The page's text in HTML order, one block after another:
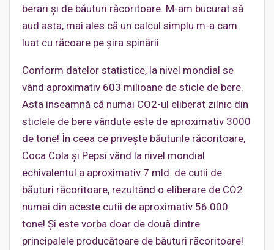
berari și de băuturi răcoritoare. M-am bucurat să
aud asta, mai ales că un calcul simplu m-a cam
luat cu răcoare pe șira spinării.
Conform datelor statistice, la nivel mondial se
vând aproximativ 603 milioane de sticle de bere.
Asta înseamnă că numai CO2-ul eliberat zilnic din
sticlele de bere vândute este de aproximativ 3000
de tone! În ceea ce privește băuturile răcoritoare,
Coca Cola și Pepsi vând la nivel mondial
echivalentul a aproximativ 7 mld. de cutii de
băuturi răcoritoare, rezultând o eliberare de CO2
numai din aceste cutii de aproximativ 56.000
tone! Și este vorba doar de două dintre
principalele producătoare de băuturi răcoritoare!